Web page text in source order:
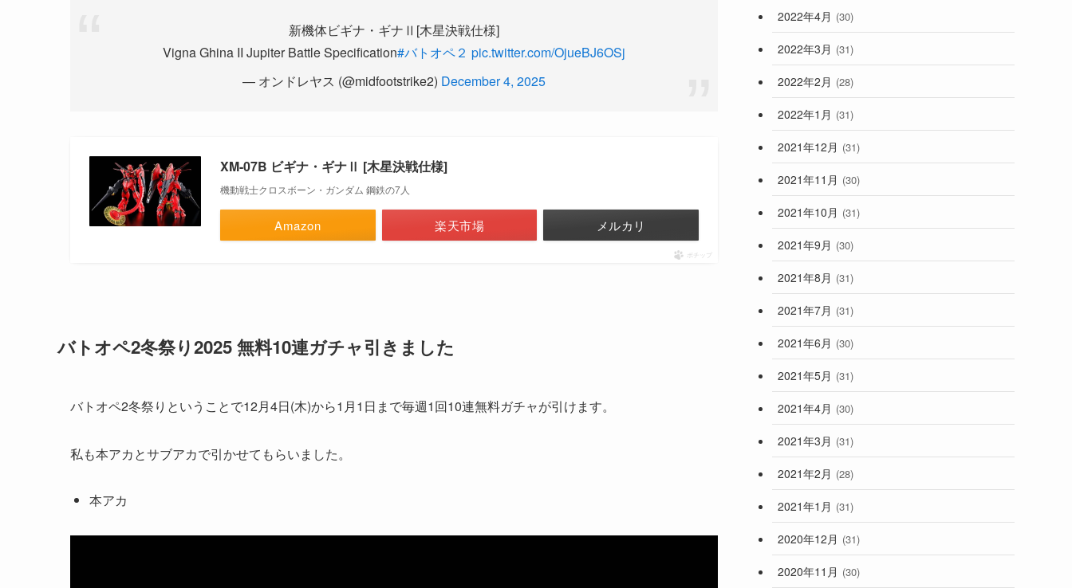
新機体ビギナ・ギナⅡ[木星決戦仕様]
Vigna Ghina II Jupiter Battle Specification#バトオペ２ pic.twitter.com/OjueBJ6OSj
— オンドレヤス (@midfootstrike2) December 4, 2025
XM-07B ビギナ・ギナⅡ [木星決戦仕様]
機動戦士クロスボーン・ガンダム 鋼鉄の7人
Amazon 楽天市場 メルカリ
ポチップ
バトオペ2冬祭り2025 無料10連ガチャ引きました
バトオペ2冬祭りということで12月4日(木)から1月1日まで毎週1回10連無料ガチャが引けます。
私も本アカとサブアカで引かせてもらいました。
本アカ
2022年4月 (30)
2022年3月 (31)
2022年2月 (28)
2022年1月 (31)
2021年12月 (31)
2021年11月 (30)
2021年10月 (31)
2021年9月 (30)
2021年8月 (31)
2021年7月 (31)
2021年6月 (30)
2021年5月 (31)
2021年4月 (30)
2021年3月 (31)
2021年2月 (28)
2021年1月 (31)
2020年12月 (31)
2020年11月 (30)